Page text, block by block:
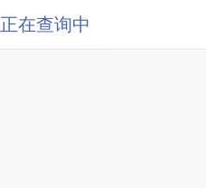
正在查询中